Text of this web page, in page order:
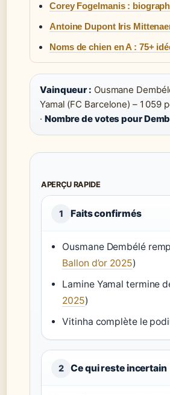
Corey Fogelmanis :
Antoine Dupont Iris
Noms de chien en A : 75+
Vainqueur : Ousmane
Yamal (FC Barcelone) – 1 059
· Nombre de votes pour
APERÇU RAPIDE
1 Faits confirmés
Ousmane Dembélé
Ballon d’or 2025)
Lamine Yamal termine
2025)
Vitinha complète le
2 Ce qui reste incertain